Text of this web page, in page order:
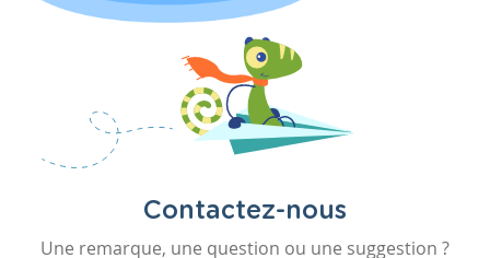
Contactez-nous
Une remarque, une question ou une suggestion ?